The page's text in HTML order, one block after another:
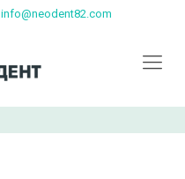
info@neodent82.com